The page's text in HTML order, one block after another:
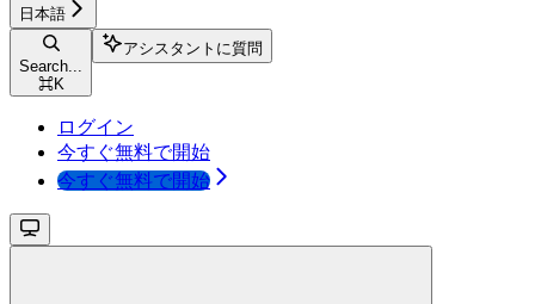
日本語
Search...
⌘K
アシスタントに質問
ログイン
今すぐ無料で開始
今すぐ無料で開始